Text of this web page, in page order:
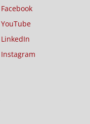
Facebook
YouTube
LinkedIn
Instagram